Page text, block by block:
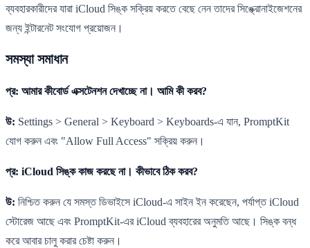
ব্যবহারকারীদের যারা iCloud সিঙ্ক সক্রিয় করতে বেছে নেন তাদের সিঙ্ক্রোনাইজেশনের
জন্য ইন্টারনেট সংযোগ প্রয়োজন।
সমস্যা সমাধান
প্র: আমার কীবোর্ড এক্সটেনশন দেখাচ্ছে না। আমি কী করব?
উ: Settings > General > Keyboard > Keyboards-এ যান, PromptKit
যোগ করুন এবং "Allow Full Access" সক্রিয় করুন।
প্র: iCloud সিঙ্ক কাজ করছে না। কীভাবে ঠিক করব?
উ: নিশ্চিত করুন যে সমস্ত ডিভাইসে iCloud-এ সাইন ইন করেছেন, পর্যাপ্ত iCloud
স্টোরেজ আছে এবং PromptKit-এর iCloud ব্যবহারের অনুমতি আছে। সিঙ্ক বন্ধ
করে আবার চালু করার চেষ্টা করুন।